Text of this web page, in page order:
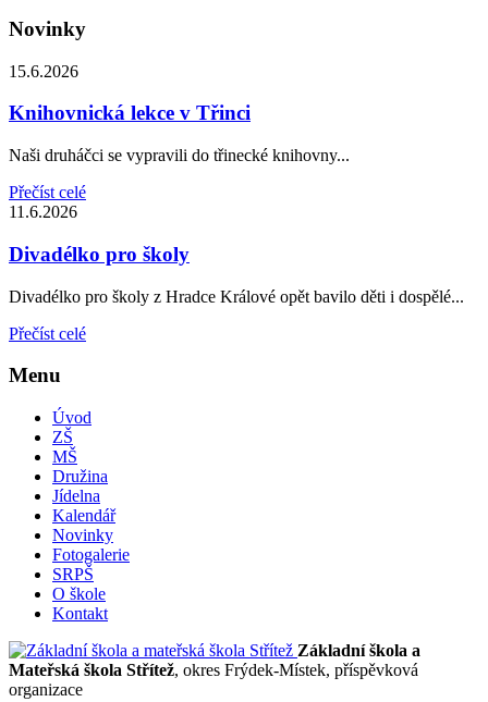
Novinky
15.6.2026
Knihovnická lekce v Třinci
Naši druháčci se vypravili do třinecké knihovny...
Přečíst celé
11.6.2026
Divadélko pro školy
Divadélko pro školy z Hradce Králové opět bavilo děti i dospělé...
Přečíst celé
Menu
Úvod
ZŠ
MŠ
Družina
Jídelna
Kalendář
Novinky
Fotogalerie
SRPŠ
O škole
Kontakt
Základní škola a
Mateřská škola Střítež, okres Frýdek-Místek, příspěvková
organizace